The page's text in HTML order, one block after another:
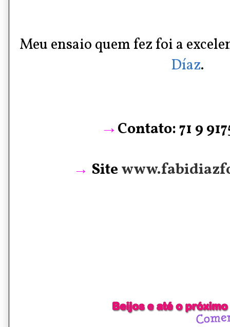
Meu ensaio quem fez foi a
Díaz.
→Contato: 71 9
→ Site